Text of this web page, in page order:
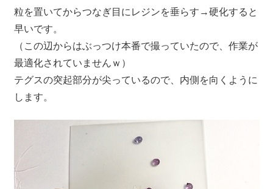
粒を置いてからつなぎ目にレジンを垂らす→硬化すると
早いです。
（この辺からはぶっつけ本番で撮っていたので、作業が
最適化されていませんｗ）
テグスの突起部分が尖っているので、内側を向くように
します。